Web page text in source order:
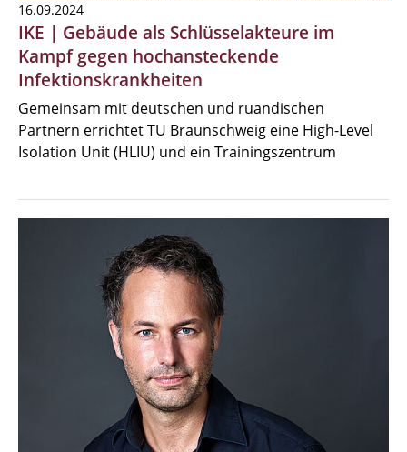
16.09.2024
IKE | Gebäude als Schlüsselakteure im
Kampf gegen hochansteckende
Infektionskrankheiten
Gemeinsam mit deutschen und ruandischen
Partnern errichtet TU Braunschweig eine High-Level
Isolation Unit (HLIU) und ein Trainingszentrum